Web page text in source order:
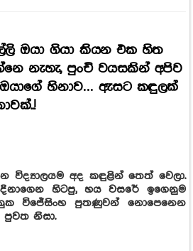
ඔයා ගියා කියන එක හිත
නැහැ, පුංචි වයසකින් අපිව
ඔයාගේ හිනාව… ඇසට කඳුලක්
විද්‍යාලයම අද කඳුළින් තෙත් වෙලා.
හිටපු, හය වසරේ ඉගෙනුම
විජේසිංහ පුතණුවන් නොපෙනෙන
නිසා.